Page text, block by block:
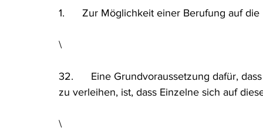
1.      Zur Möglichkeit einer Berufung auf
\
32.      Eine Grundvoraussetzung dafür,
zu verleihen, ist, dass Einzelne sich auf
\